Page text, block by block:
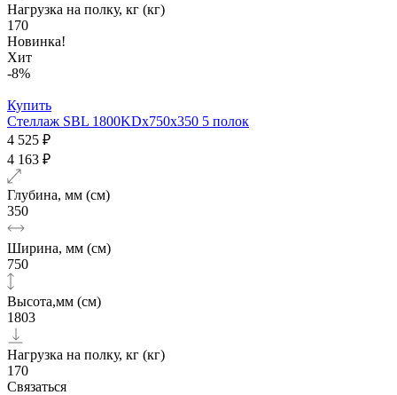
Нагрузка на полку, кг (кг)
170
Новинка!
Хит
-8%
Купить
Стеллаж SBL 1800KDх750x350 5 полок
4 525 ₽
4 163 ₽
Глубина, мм (см)
350
Ширина, мм (см)
750
Высота,мм (см)
1803
Нагрузка на полку, кг (кг)
170
Связаться